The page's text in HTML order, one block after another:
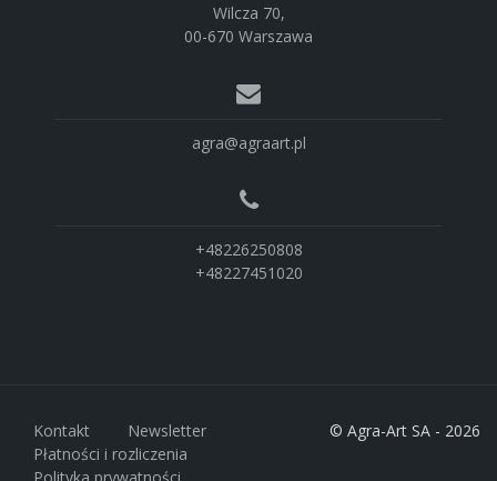
Wilcza 70,
00-670 Warszawa
agra@agraart.pl
+48226250808
+48227451020
Kontakt
Newsletter
Płatności i rozliczenia
Polityka prywatności
© Agra-Art SA - 2026